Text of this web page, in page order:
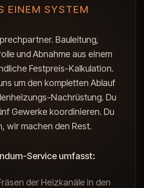
EINEM SYSTEM
Bauleitung,
und Abnahme aus einem
Festpreis-Kalkulation.
um den kompletten Ablauf
Nachrüstung. Du
Gewerke koordinieren. Du
wir machen den Rest.
Service umfasst:
der Heizkanäle in den